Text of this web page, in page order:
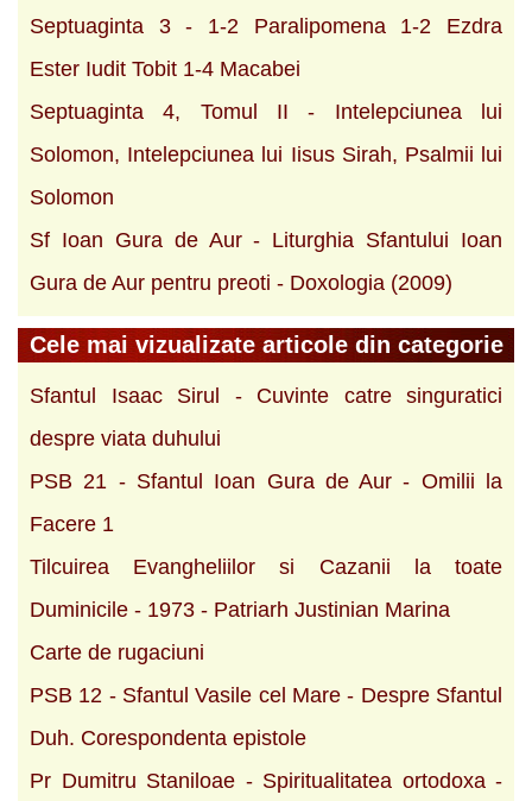
Septuaginta 3 - 1-2 Paralipomena 1-2 Ezdra
Ester Iudit Tobit 1-4 Macabei
Septuaginta 4, Tomul II - Intelepciunea lui
Solomon, Intelepciunea lui Iisus Sirah, Psalmii lui
Solomon
Sf Ioan Gura de Aur - Liturghia Sfantului Ioan
Gura de Aur pentru preoti - Doxologia (2009)
Cele mai vizualizate articole din categorie
Sfantul Isaac Sirul - Cuvinte catre singuratici
despre viata duhului
PSB 21 - Sfantul Ioan Gura de Aur - Omilii la
Facere 1
Tilcuirea Evangheliilor si Cazanii la toate
Duminicile - 1973 - Patriarh Justinian Marina
Carte de rugaciuni
PSB 12 - Sfantul Vasile cel Mare - Despre Sfantul
Duh. Corespondenta epistole
Pr Dumitru Staniloae - Spiritualitatea ortodoxa -